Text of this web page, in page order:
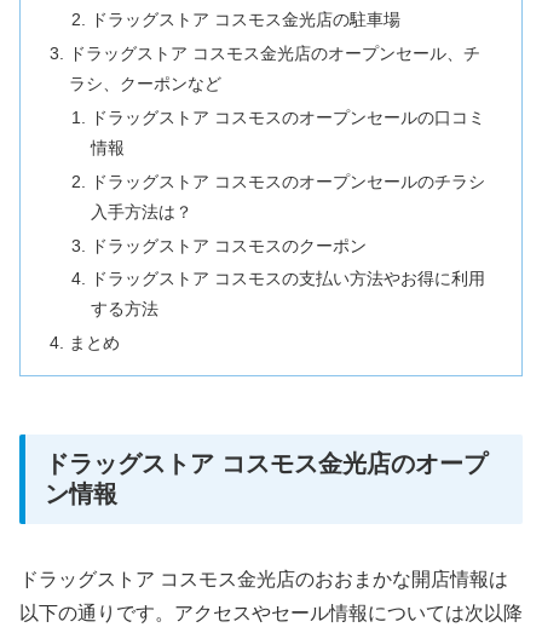
ドラッグストア コスモス金光店の駐車場
ドラッグストア コスモス金光店のオープンセール、チ
ラシ、クーポンなど
ドラッグストア コスモスのオープンセールの口コミ
情報
ドラッグストア コスモスのオープンセールのチラシ
入手方法は？
ドラッグストア コスモスのクーポン
ドラッグストア コスモスの支払い方法やお得に利用
する方法
まとめ
ドラッグストア コスモス金光店のオープ
ン情報
ドラッグストア コスモス金光店のおおまかな開店情報は
以下の通りです。アクセスやセール情報については次以降